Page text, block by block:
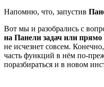
Напомню, что, запустив
Вот мы и разобрались с
на Панели задач или прямо
не исчезнет совсем.
часть функций в нём по-
поразбираться и в новом